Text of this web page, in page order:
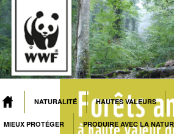
MAIN MENU
Skip to primary content
Skip to secondary content
NATURALITÉ HAUTES VALEURS
MIEUX PROTÉGER PRODUIRE AVEC LA